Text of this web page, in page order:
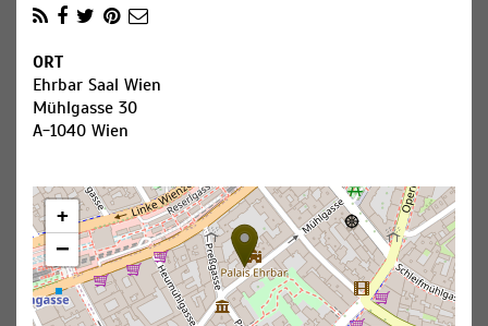
ORT
Ehrbar Saal Wien
Mühlgasse 30
A-1040 Wien
+
−